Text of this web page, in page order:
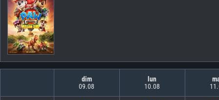
dim
09.08
lun
10.08